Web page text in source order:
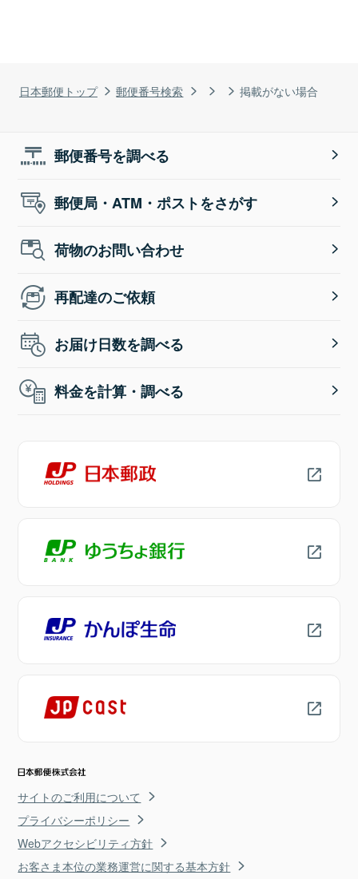
日本郵便トップ 郵便番号検索 掲載がない場合
郵便番号を調べる
郵便局・ATM・ポストをさがす
荷物のお問い合わせ
再配達のご依頼
お届け日数を調べる
料金を計算・調べる
サイトのご利用について
プライバシーポリシー
Webアクセシビリティ方針
お客さま本位の業務運営に関する基本方針